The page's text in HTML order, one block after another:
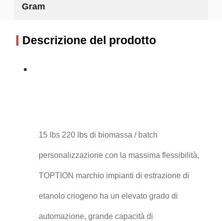
Gram
Descrizione del prodotto
15 lbs 220 lbs di biomassa / batch
personalizzazione con la massima flessibilità,
TOPTION marchio impianti di estrazione di
etanolo criogeno ha un elevato grado di
automazione, grande capacità di